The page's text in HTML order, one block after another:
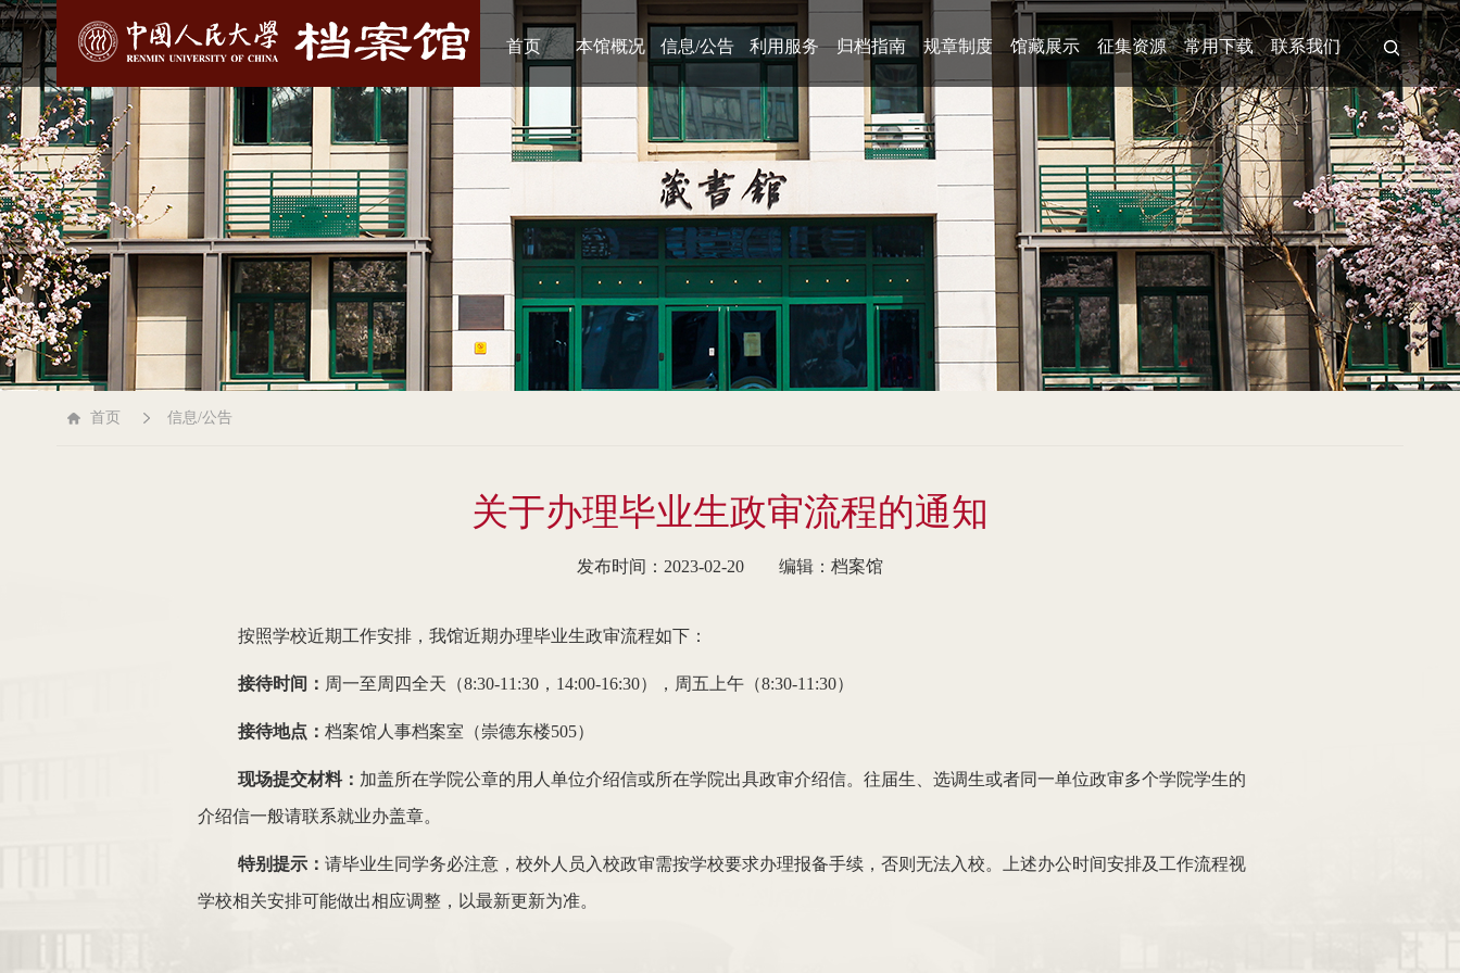
首页 本馆概况 信息/公告 利用服务 归档指南 规章制度 馆藏展示 征集资源 常用下载 联系我们
首页 信息/公告
关于办理毕业生政审流程的通知
发布时间：2023-02-20 编辑：档案馆
按照学校近期工作安排，我馆近期办理毕业生政审流程如下：
接待时间： 周一至周四全天（8:30-11:30，14:00-16:30），周五上午 （8:30-11:30）
接待地点：档案馆人事档案室（崇德东楼505）
现场提交材料： 加盖所在学院公章的用人单位介绍信或所在学院出具政审介绍信。往届生、选调生或者同一单位政审多个学院学生的
介绍信一般请联系就业办盖章。
特别提示：请毕业生同学务必注意，校外人员入校政审需按学校要求办理报备手续，否则无法入校。上述办公时间安排及工作流程视
学校相关安排可能做出相应调整，以最新更新为准。